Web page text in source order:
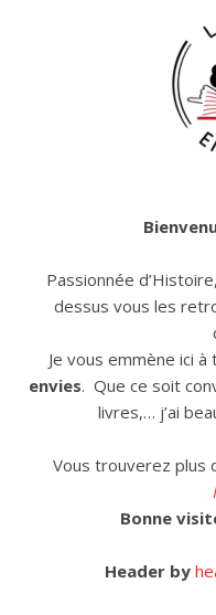
Passionnée
dessus vous les
Je vous emmène ici à
envies. Que ce soit
livres,… j’ai
Vous trouverez plus
Bonne
Header by